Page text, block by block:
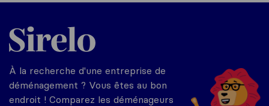
Sirelo.fr
À la recherche d'une entreprise de
déménagement ? Vous êtes au bon
endroit ! Comparez les déménageurs